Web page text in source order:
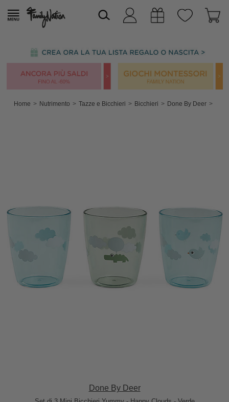
Home Nutrimento Tazze e Bicchieri Bicchieri Done By Deer
Done By Deer